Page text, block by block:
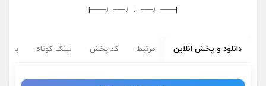
|——♩—–♩♩—–♩——|
دانلود و پخش انلاین مرتبط کد پخش لینک کوتاه